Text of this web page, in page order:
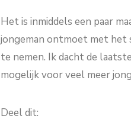
Het is inmiddels een paar
jongeman ontmoet met het
te nemen. Ik dacht de
mogelijk voor veel meer
Deel dit: